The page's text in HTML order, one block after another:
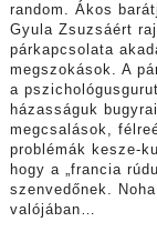
random. Ákos
Gyula Zsuzsáért
párkapcsolata
megszokások. A
a
házasságuk
megcsalások,
problémák kesze-
hogy a „francia
szenvedőnek.
valójában…